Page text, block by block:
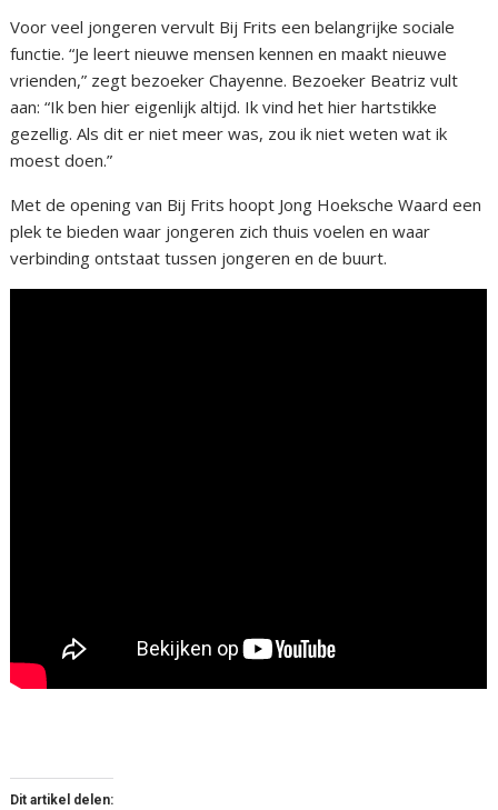
Voor veel jongeren vervult Bij Frits een belangrijke sociale
functie. “Je leert nieuwe mensen kennen en maakt nieuwe
vrienden,” zegt bezoeker Chayenne. Bezoeker Beatriz vult
aan: “Ik ben hier eigenlijk altijd. Ik vind het hier hartstikke
gezellig. Als dit er niet meer was, zou ik niet weten wat ik
moest doen.”
Met de opening van Bij Frits hoopt Jong Hoeksche Waard een
plek te bieden waar jongeren zich thuis voelen en waar
verbinding ontstaat tussen jongeren en de buurt.
Dit artikel delen: